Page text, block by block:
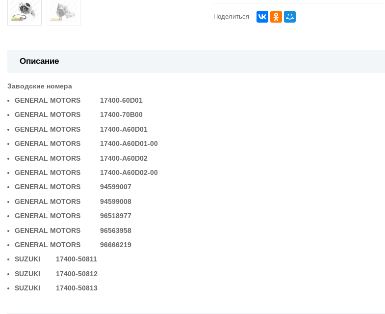
Поделиться
Описание
Заводские номера
GENERAL MOTORS 17400-60D01
GENERAL MOTORS 17400-70B00
GENERAL MOTORS 17400-A60D01
GENERAL MOTORS 17400-A60D01-00
GENERAL MOTORS 17400-A60D02
GENERAL MOTORS 17400-A60D02-00
GENERAL MOTORS 94599007
GENERAL MOTORS 94599008
GENERAL MOTORS 96518977
GENERAL MOTORS 96563958
GENERAL MOTORS 96666219
SUZUKI 17400-50811
SUZUKI 17400-50812
SUZUKI 17400-50813